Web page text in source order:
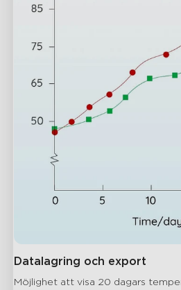
Datalagring och export
Möjlighet att visa 20 dagars